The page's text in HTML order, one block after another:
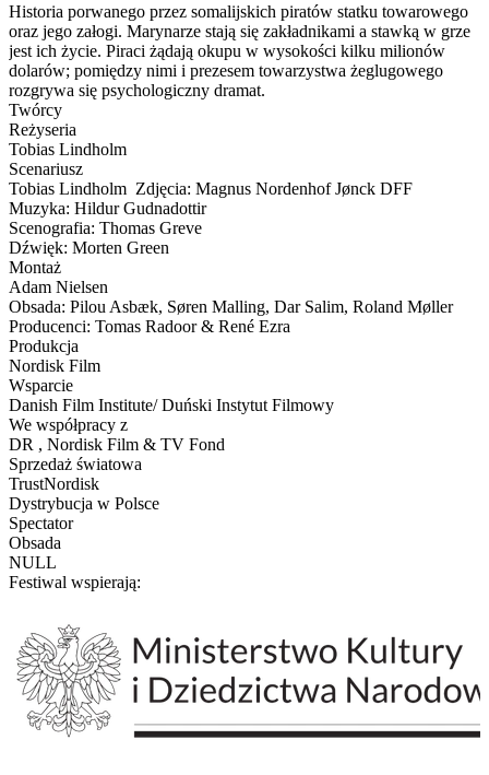
Historia porwanego przez somalijskich piratów statku towarowego
oraz jego załogi. Marynarze stają się zakładnikami a stawką w grze
jest ich życie. Piraci żądają okupu w wysokości kilku milionów
dolarów; pomiędzy nimi i prezesem towarzystwa żeglugowego
rozgrywa się psychologiczny dramat.
Twórcy
Reżyseria
Tobias Lindholm
Scenariusz
Tobias Lindholm Zdjęcia: Magnus Nordenhof Jønck DFF
Muzyka: Hildur Gudnadottir
Scenografia: Thomas Greve
Dźwięk: Morten Green
Montaż
Adam Nielsen
Obsada: Pilou Asbæk, Søren Malling, Dar Salim, Roland Møller
Producenci: Tomas Radoor & René Ezra
Produkcja
Nordisk Film
Wsparcie
Danish Film Institute/ Duński Instytut Filmowy
We współpracy z
DR , Nordisk Film & TV Fond
Sprzedaż światowa
TrustNordisk
Dystrybucja w Polsce
Spectator
Obsada
NULL
Festiwal wspierają: